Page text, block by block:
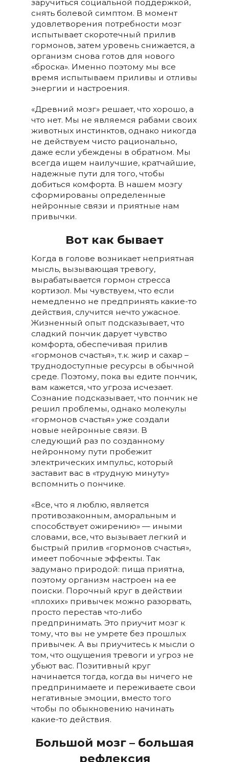
заручиться социальной поддержкой,
снять болевой симптом. В момент
удовлетворения потребности мозг
испытывает скоротечный прилив
гормонов, затем уровень снижается, а
организм снова готов для нового
«броска». Именно поэтому мы все
время испытываем приливы и отливы
энергии и настроения.
«Древний мозг» решает, что хорошо, а
что нет. Мы не являемся рабами своих
животных инстинктов, однако никогда
не действуем чисто рационально,
даже если убеждены в обратном. Мы
всегда ищем наилучшие, кратчайшие,
надежные пути для того, чтобы
добиться комфорта. В нашем мозгу
сформированы определенные
нейронные связи и приятные нам
привычки.
Вот как бывает
Когда в голове возникает неприятная
мысль, вызывающая тревогу,
вырабатывается гормон стресса
кортизол. Мы чувствуем, что если
немедленно не предпринять какие-то
действия, случится нечто ужасное.
Жизненный опыт подсказывает, что
сладкий пончик дарует чувство
комфорта, обеспечивая прилив
«гормонов счастья», т.к. жир и сахар –
труднодоступные ресурсы в обычной
среде. Поэтому, пока вы едите пончик,
вам кажется, что угроза исчезает.
Сознание подсказывает, что пончик не
решил проблемы, однако молекулы
«гормонов счастья» уже создали
новые нейронные связи. В
следующий раз по созданному
нейронному пути пробежит
электрических импульс, который
заставит вас в «трудную минуту»
вспомнить о пончике.
«Все, что я люблю, является
противозаконным, аморальным и
способствует ожирению» — иными
словами, все, что вызывает легкий и
быстрый прилив «гормонов счастья»,
имеет побочные эффекты. Так
задумано природой: пища приятна,
поэтому организм настроен на ее
поиски. Порочный круг в действии
«плохих» привычек можно разорвать,
просто перестав что-либо
предпринимать. Это приучит мозг к
тому, что вы не умрете без прошлых
привычек. А вы приучитесь к мысли о
том, что ощущения тревоги и угроз не
убьют вас. Позитивный круг
начинается тогда, когда вы ничего не
предпринимаете и переживаете свои
негативные эмоции, вместо того
чтобы по обыкновению начинать
какие-то действия.
Большой мозг – большая
рефлексия